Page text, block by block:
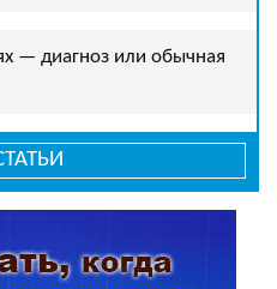
— диагноз или обычная